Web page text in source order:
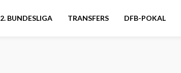
2. BUNDESLIGA TRANSFERS DFB-POKAL